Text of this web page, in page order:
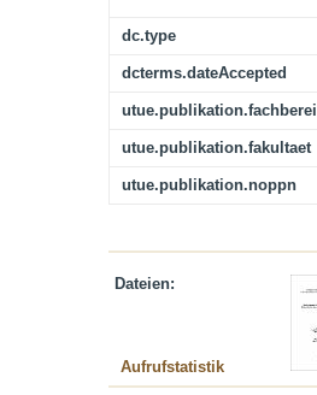
dc.type
dcterms.dateAccepted
utue.publikation.fakultaet
utue.publikation.noppn
Dateien:
Aufrufstatistik